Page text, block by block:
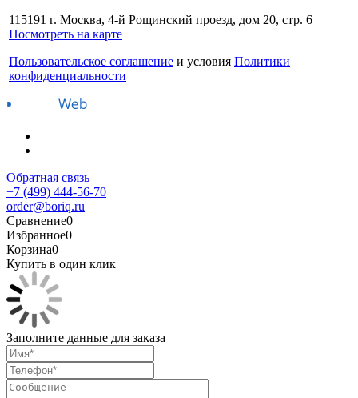
115191 г. Москва, 4-й Рощинский проезд, дом 20, стр. 6
Посмотреть на карте
Пользовательское соглашение и условия Политики
конфиденциальности
Обратная связь
+7 (499) 444-56-70
order@boriq.ru
Сравнение0
Избранное0
Корзина0
Купить в один клик
Заполните данные для заказа